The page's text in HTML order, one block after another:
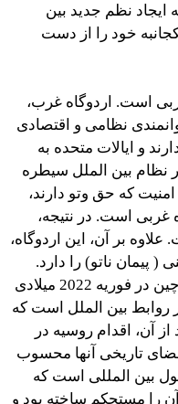
ایجاد نظم جدید بین
خود را از دست
است. اردوگاه غرب،
نظامی و اقتصادی
و ایالات متحده به
نظام بین الملل سیطره
که حق وتو دارند،
است. در نتیجه،
بر آن، این اردوگاه،
( پیمان ناتو) را دارد.
بیانیه پایانی نشست سران روسیه و چین در فوریه 2022 میلادی
روابط بین الملل است که
از آن، اقدام روسیه در
تاریخی آنها محسوب
بین المللی است که
آن را مستحکم ساخته بود و